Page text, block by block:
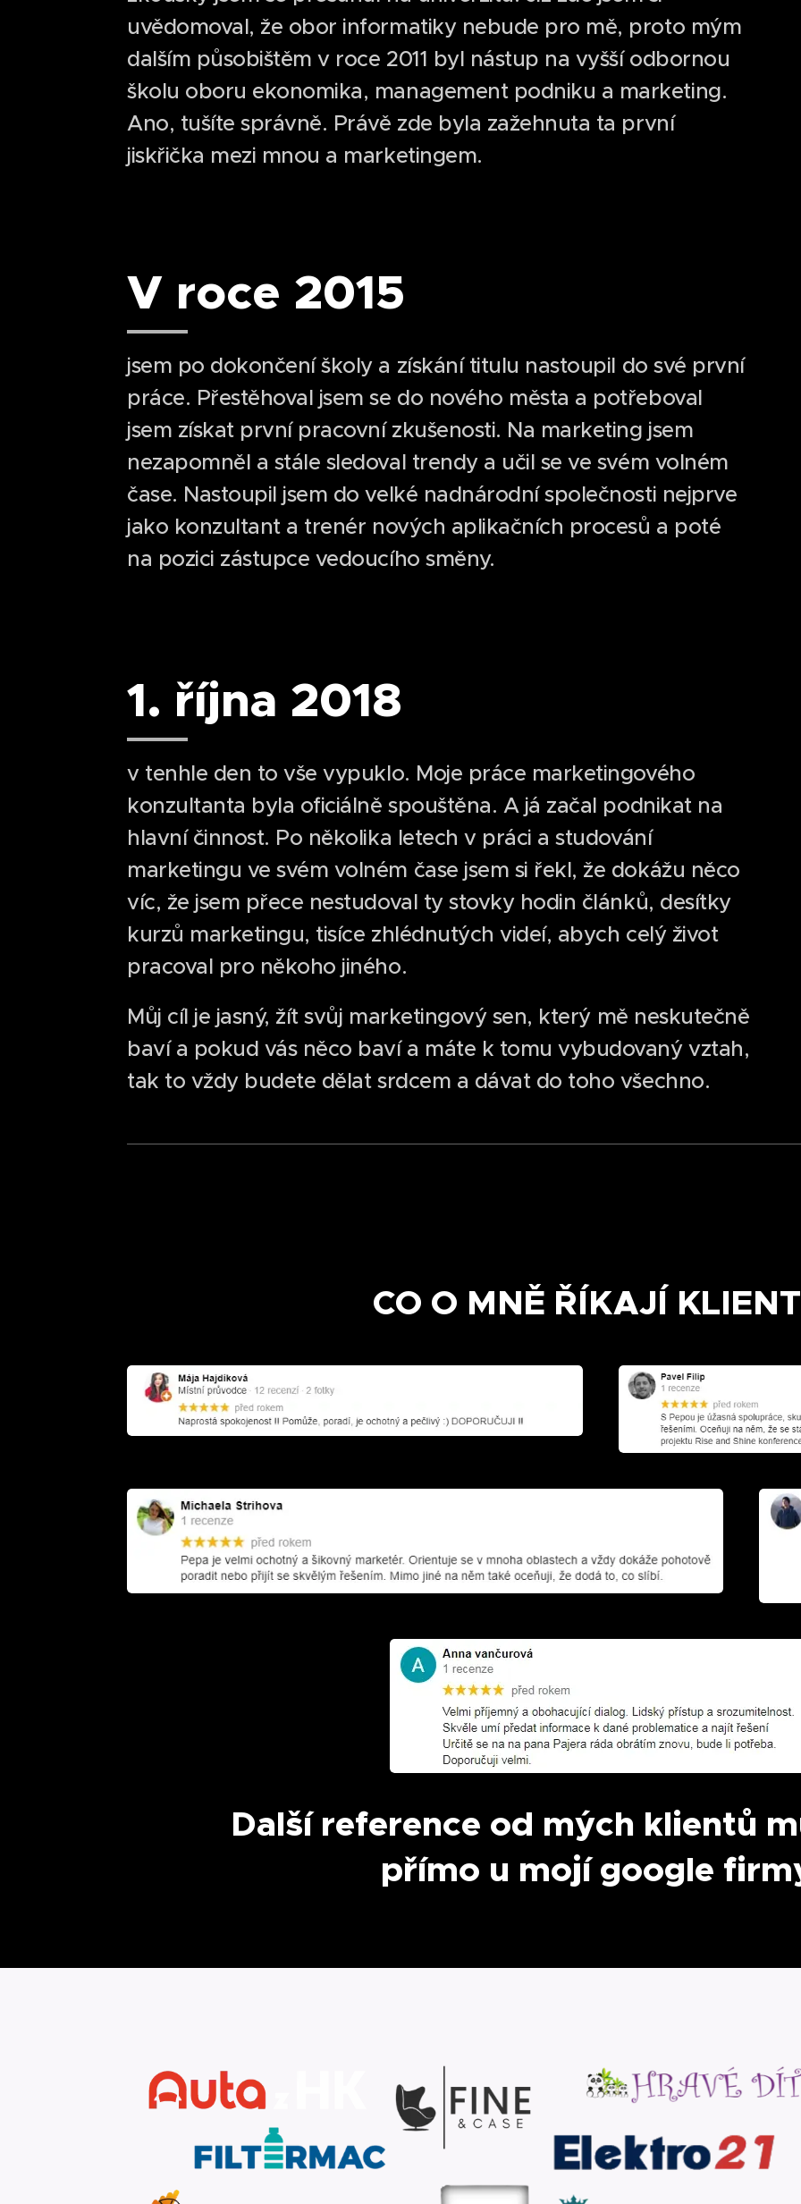
uvědomoval, že obor informatiky nebude pro mě, proto mým
dalším působištěm v roce 2011 byl nástup na vyšší odbornou
školu oboru ekonomika, management podniku a marketing.
Ano, tušíte správně. Právě zde byla zažehnuta ta první
jiskřička mezi mnou a marketingem.
V roce 2015
jsem po dokončení školy a získání titulu nastoupil do své první
práce. Přestěhoval jsem se do nového města a potřeboval
jsem získat první pracovní zkušenosti. Na marketing jsem
nezapomněl a stále sledoval trendy a učil se ve svém volném
čase. Nastoupil jsem do velké nadnárodní společnosti nejprve
jako konzultant a trenér nových aplikačních procesů a poté
na pozici zástupce vedoucího směny.
1. října 2018
v tenhle den to vše vypuklo. Moje práce marketingového
konzultanta byla oficiálně spouštěna. A já začal podnikat na
hlavní činnost. Po několika letech v práci a studování
marketingu ve svém volném čase jsem si řekl, že dokážu něco
víc, že jsem přece nestudoval ty stovky hodin článků, desítky
kurzů marketingu, tisíce zhlédnutých videí, abych celý život
pracoval pro někoho jiného.
Můj cíl je jasný, žít svůj marketingový sen, který mě neskutečně
baví a pokud vás něco baví a máte k tomu vybudovaný vztah,
tak to vždy budete dělat srdcem a dávat do toho všechno.
CO O MNĚ ŘÍKAJÍ
Další reference od mých klientů
přímo u mojí google